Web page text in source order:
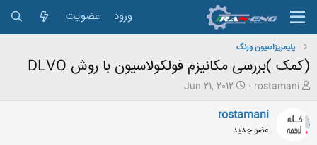
ورود عضویت
پلیمریزاسیون ورنگ
(کمک )بررسی مکانیزم فولکولاسیون با روش DLVO
ش
ع
ک
rostamani
ت
ر
خ
Jun 21, 2012
rostamani
عضو جدید